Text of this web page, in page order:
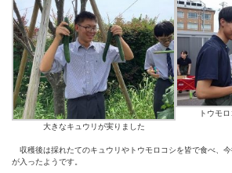
大きなキュウリが実りました
トウモ
収穫後は採れたてのキュウリやトウモロコシを皆で食べ、
が入ったようです。